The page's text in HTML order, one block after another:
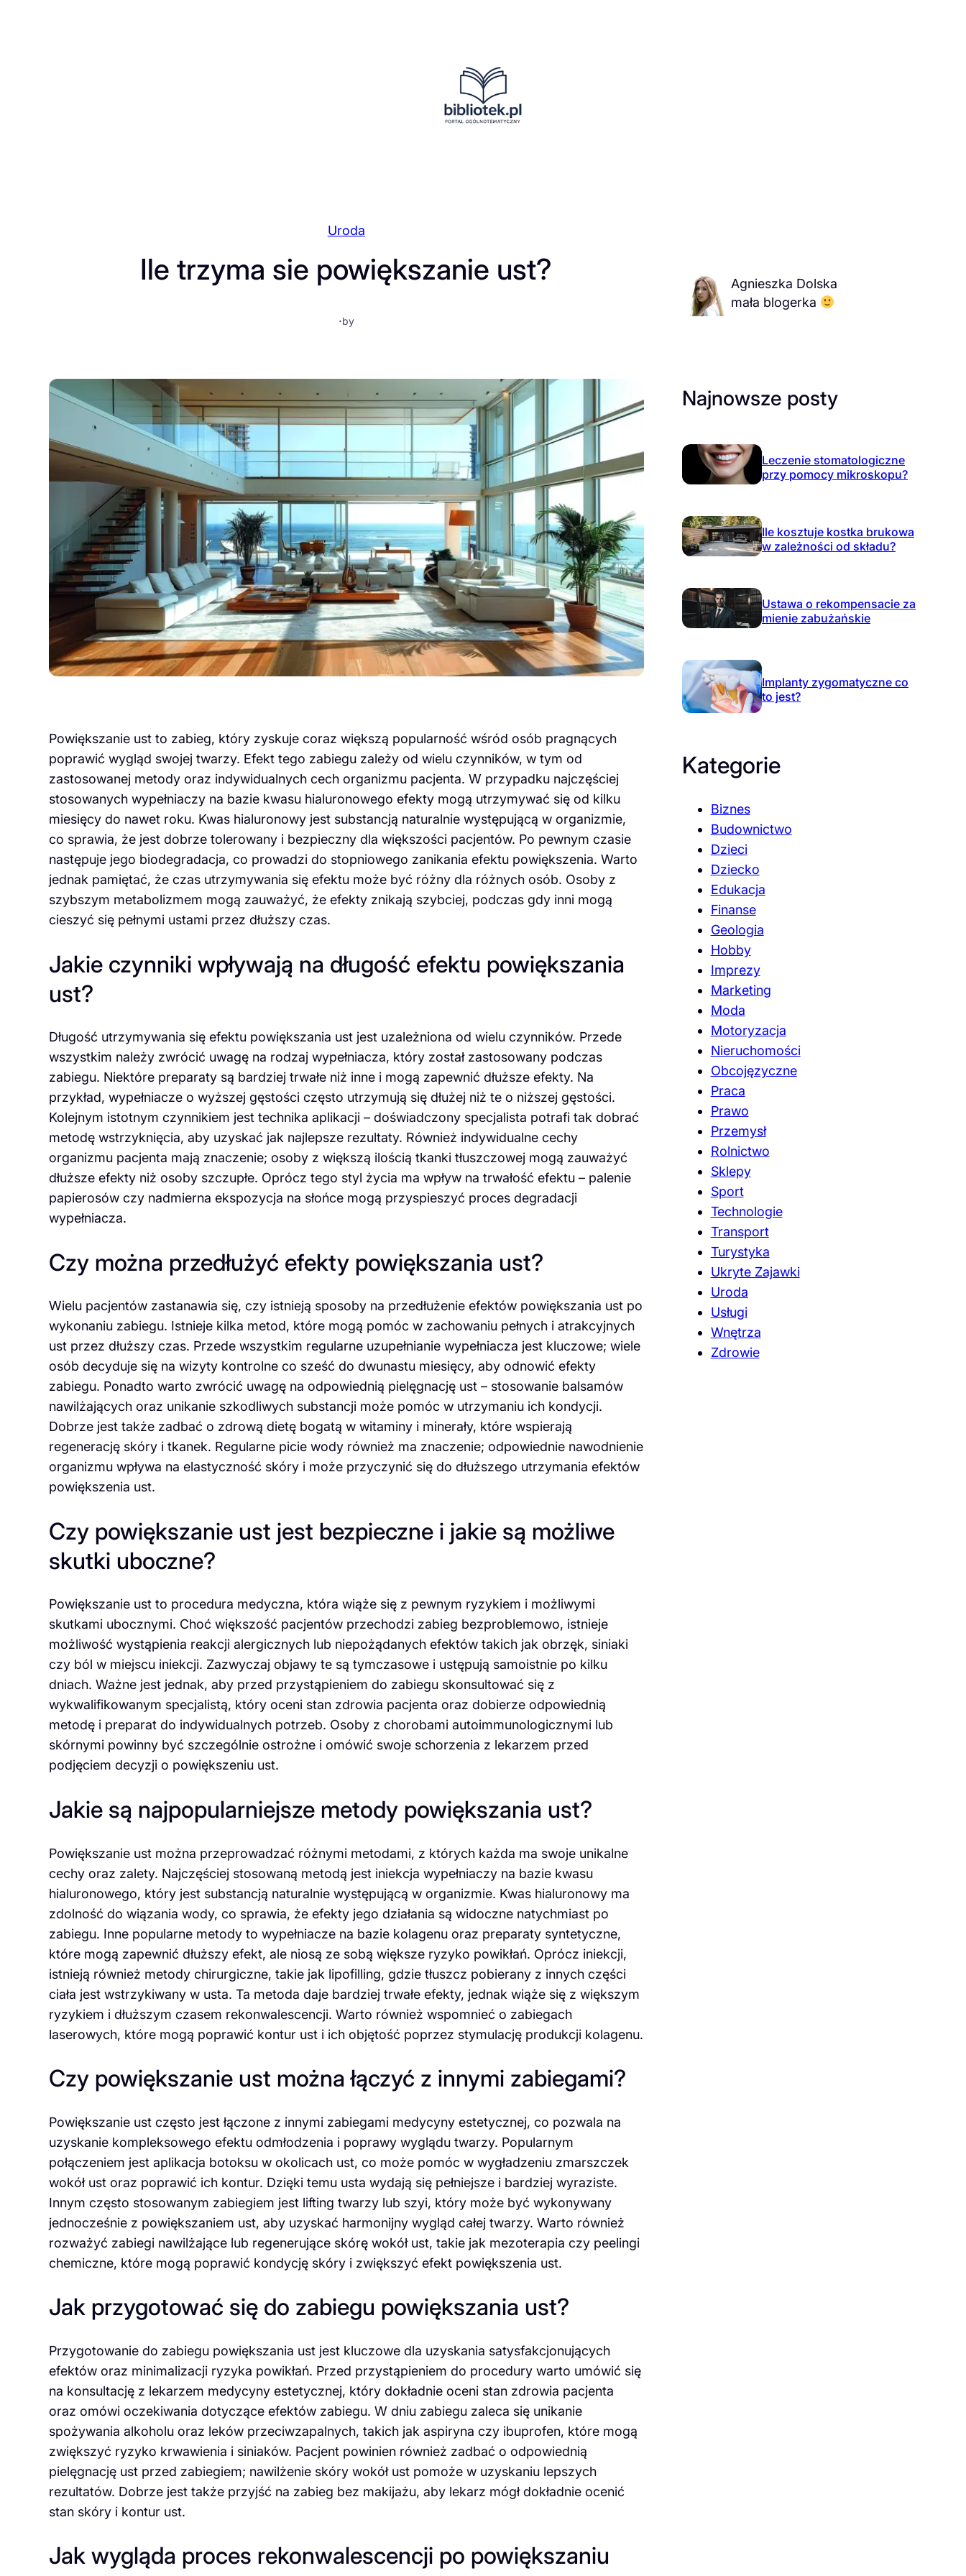
Uroda
Ile trzyma sie powiększanie ust?
·by
Powiększanie ust to zabieg, który zyskuje coraz większą popularność wśród osób pragnących
poprawić wygląd swojej twarzy. Efekt tego zabiegu zależy od wielu czynników, w tym od
zastosowanej metody oraz indywidualnych cech organizmu pacjenta. W przypadku najczęściej
stosowanych wypełniaczy na bazie kwasu hialuronowego efekty mogą utrzymywać się od kilku
miesięcy do nawet roku. Kwas hialuronowy jest substancją naturalnie występującą w organizmie,
co sprawia, że jest dobrze tolerowany i bezpieczny dla większości pacjentów. Po pewnym czasie
następuje jego biodegradacja, co prowadzi do stopniowego zanikania efektu powiększenia. Warto
jednak pamiętać, że czas utrzymywania się efektu może być różny dla różnych osób. Osoby z
szybszym metabolizmem mogą zauważyć, że efekty znikają szybciej, podczas gdy inni mogą
cieszyć się pełnymi ustami przez dłuższy czas.
Jakie czynniki wpływają na długość efektu powiększania
ust?
Długość utrzymywania się efektu powiększania ust jest uzależniona od wielu czynników. Przede
wszystkim należy zwrócić uwagę na rodzaj wypełniacza, który został zastosowany podczas
zabiegu. Niektóre preparaty są bardziej trwałe niż inne i mogą zapewnić dłuższe efekty. Na
przykład, wypełniacze o wyższej gęstości często utrzymują się dłużej niż te o niższej gęstości.
Kolejnym istotnym czynnikiem jest technika aplikacji – doświadczony specjalista potrafi tak dobrać
metodę wstrzyknięcia, aby uzyskać jak najlepsze rezultaty. Również indywidualne cechy
organizmu pacjenta mają znaczenie; osoby z większą ilością tkanki tłuszczowej mogą zauważyć
dłuższe efekty niż osoby szczupłe. Oprócz tego styl życia ma wpływ na trwałość efektu – palenie
papierosów czy nadmierna ekspozycja na słońce mogą przyspieszyć proces degradacji
wypełniacza.
Czy można przedłużyć efekty powiększania ust?
Wielu pacjentów zastanawia się, czy istnieją sposoby na przedłużenie efektów powiększania ust po
wykonaniu zabiegu. Istnieje kilka metod, które mogą pomóc w zachowaniu pełnych i atrakcyjnych
ust przez dłuższy czas. Przede wszystkim regularne uzupełnianie wypełniacza jest kluczowe; wiele
osób decyduje się na wizyty kontrolne co sześć do dwunastu miesięcy, aby odnowić efekty
zabiegu. Ponadto warto zwrócić uwagę na odpowiednią pielęgnację ust – stosowanie balsamów
nawilżających oraz unikanie szkodliwych substancji może pomóc w utrzymaniu ich kondycji.
Dobrze jest także zadbać o zdrową dietę bogatą w witaminy i minerały, które wspierają
regenerację skóry i tkanek. Regularne picie wody również ma znaczenie; odpowiednie nawodnienie
organizmu wpływa na elastyczność skóry i może przyczynić się do dłuższego utrzymania efektów
powiększenia ust.
Czy powiększanie ust jest bezpieczne i jakie są możliwe
skutki uboczne?
Powiększanie ust to procedura medyczna, która wiąże się z pewnym ryzykiem i możliwymi
skutkami ubocznymi. Choć większość pacjentów przechodzi zabieg bezproblemowo, istnieje
możliwość wystąpienia reakcji alergicznych lub niepożądanych efektów takich jak obrzęk, siniaki
czy ból w miejscu iniekcji. Zazwyczaj objawy te są tymczasowe i ustępują samoistnie po kilku
dniach. Ważne jest jednak, aby przed przystąpieniem do zabiegu skonsultować się z
wykwalifikowanym specjalistą, który oceni stan zdrowia pacjenta oraz dobierze odpowiednią
metodę i preparat do indywidualnych potrzeb. Osoby z chorobami autoimmunologicznymi lub
skórnymi powinny być szczególnie ostrożne i omówić swoje schorzenia z lekarzem przed
podjęciem decyzji o powiększeniu ust.
Jakie są najpopularniejsze metody powiększania ust?
Powiększanie ust można przeprowadzać różnymi metodami, z których każda ma swoje unikalne
cechy oraz zalety. Najczęściej stosowaną metodą jest iniekcja wypełniaczy na bazie kwasu
hialuronowego, który jest substancją naturalnie występującą w organizmie. Kwas hialuronowy ma
zdolność do wiązania wody, co sprawia, że efekty jego działania są widoczne natychmiast po
zabiegu. Inne popularne metody to wypełniacze na bazie kolagenu oraz preparaty syntetyczne,
które mogą zapewnić dłuższy efekt, ale niosą ze sobą większe ryzyko powikłań. Oprócz iniekcji,
istnieją również metody chirurgiczne, takie jak lipofilling, gdzie tłuszcz pobierany z innych części
ciała jest wstrzykiwany w usta. Ta metoda daje bardziej trwałe efekty, jednak wiąże się z większym
ryzykiem i dłuższym czasem rekonwalescencji. Warto również wspomnieć o zabiegach
laserowych, które mogą poprawić kontur ust i ich objętość poprzez stymulację produkcji kolagenu.
Czy powiększanie ust można łączyć z innymi zabiegami?
Powiększanie ust często jest łączone z innymi zabiegami medycyny estetycznej, co pozwala na
uzyskanie kompleksowego efektu odmłodzenia i poprawy wyglądu twarzy. Popularnym
połączeniem jest aplikacja botoksu w okolicach ust, co może pomóc w wygładzeniu zmarszczek
wokół ust oraz poprawić ich kontur. Dzięki temu usta wydają się pełniejsze i bardziej wyraziste.
Innym często stosowanym zabiegiem jest lifting twarzy lub szyi, który może być wykonywany
jednocześnie z powiększaniem ust, aby uzyskać harmonijny wygląd całej twarzy. Warto również
rozważyć zabiegi nawilżające lub regenerujące skórę wokół ust, takie jak mezoterapia czy peelingi
chemiczne, które mogą poprawić kondycję skóry i zwiększyć efekt powiększenia ust.
Jak przygotować się do zabiegu powiększania ust?
Przygotowanie do zabiegu powiększania ust jest kluczowe dla uzyskania satysfakcjonujących
efektów oraz minimalizacji ryzyka powikłań. Przed przystąpieniem do procedury warto umówić się
na konsultację z lekarzem medycyny estetycznej, który dokładnie oceni stan zdrowia pacjenta
oraz omówi oczekiwania dotyczące efektów zabiegu. W dniu zabiegu zaleca się unikanie
spożywania alkoholu oraz leków przeciwzapalnych, takich jak aspiryna czy ibuprofen, które mogą
zwiększyć ryzyko krwawienia i siniaków. Pacjent powinien również zadbać o odpowiednią
pielęgnację ust przed zabiegiem; nawilżenie skóry wokół ust pomoże w uzyskaniu lepszych
rezultatów. Dobrze jest także przyjść na zabieg bez makijażu, aby lekarz mógł dokładnie ocenić
stan skóry i kontur ust.
Jak wygląda proces rekonwalescencji po powiększaniu
Agnieszka Dolska
mała blogerka
Najnowsze posty
Leczenie stomatologiczne
przy pomocy mikroskopu?
Ile kosztuje kostka brukowa
w zależności od składu?
Ustawa o rekompensacie za
mienie zabużańskie
Implanty zygomatyczne co
to jest?
Kategorie
Biznes
Budownictwo
Dzieci
Dziecko
Edukacja
Finanse
Geologia
Hobby
Imprezy
Marketing
Moda
Motoryzacja
Nieruchomości
Obcojęzyczne
Praca
Prawo
Przemysł
Rolnictwo
Sklepy
Sport
Technologie
Transport
Turystyka
Ukryte Zajawki
Uroda
Usługi
Wnętrza
Zdrowie